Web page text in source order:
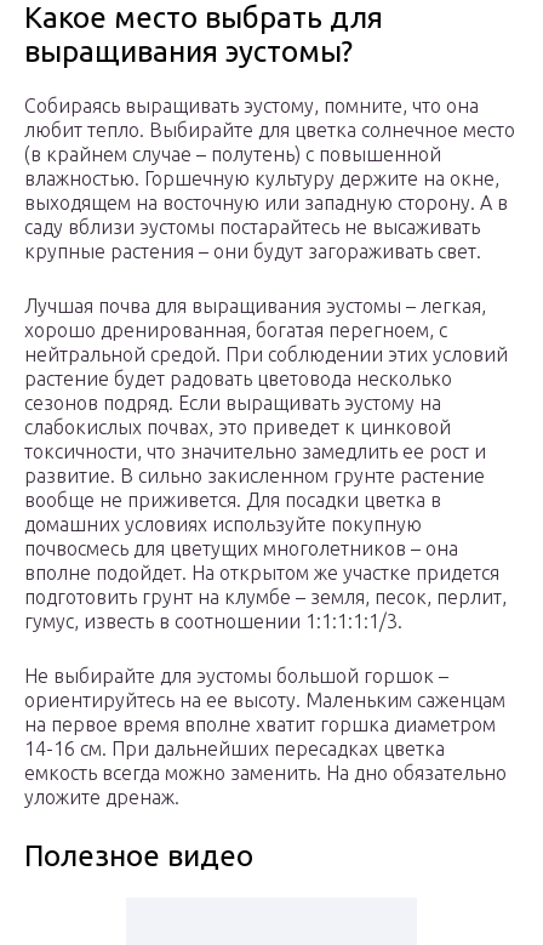
Какое место выбрать для
выращивания эустомы?
Собираясь выращивать эустому, помните, что она
любит тепло. Выбирайте для цветка солнечное место
(в крайнем случае – полутень) с повышенной
влажностью. Горшечную культуру держите на окне,
выходящем на восточную или западную сторону. А в
саду вблизи эустомы постарайтесь не высаживать
крупные растения – они будут загораживать свет.
Лучшая почва для выращивания эустомы – легкая,
хорошо дренированная, богатая перегноем, с
нейтральной средой. При соблюдении этих условий
растение будет радовать цветовода несколько
сезонов подряд. Если выращивать эустому на
слабокислых почвах, это приведет к цинковой
токсичности, что значительно замедлить ее рост и
развитие. В сильно закисленном грунте растение
вообще не приживется. Для посадки цветка в
домашних условиях используйте покупную
почвосмесь для цветущих многолетников – она
вполне подойдет. На открытом же участке придется
подготовить грунт на клумбе – земля, песок, перлит,
гумус, известь в соотношении 1:1:1:1:1/3.
Не выбирайте для эустомы большой горшок –
ориентируйтесь на ее высоту. Маленьким саженцам
на первое время вполне хватит горшка диаметром
14-16 см. При дальнейших пересадках цветка
емкость всегда можно заменить. На дно обязательно
уложите дренаж.
Полезное видео